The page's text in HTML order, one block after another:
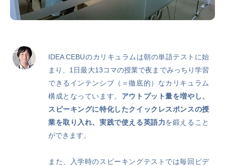
IDEA CEBUのカリキュラムは朝の単語テストに始
まり、1日最大13コマの授業で夜までみっちり学習
できるインテンシブ（＝徹底的）なカリキュラム
構成となっています。 アウトプット量を増やし、
スピーキングに特化したクイックレスポンスの授
業を取り入れ、実践で使える英語力を鍛えること
ができます。
また、入学時のスピーキングテストでは毎回ビデ